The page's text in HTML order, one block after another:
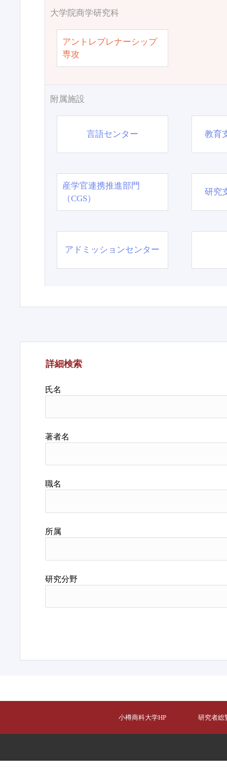
大学院商学研究科
アントレプレナーシップ
専攻
附属施設
言語センター 教育
産学官連携推進部門
（CGS）
研究
アドミッションセンター
詳細検索
氏名
著者名
職名
所属
研究分野
小樽商科大学HP 研究者総